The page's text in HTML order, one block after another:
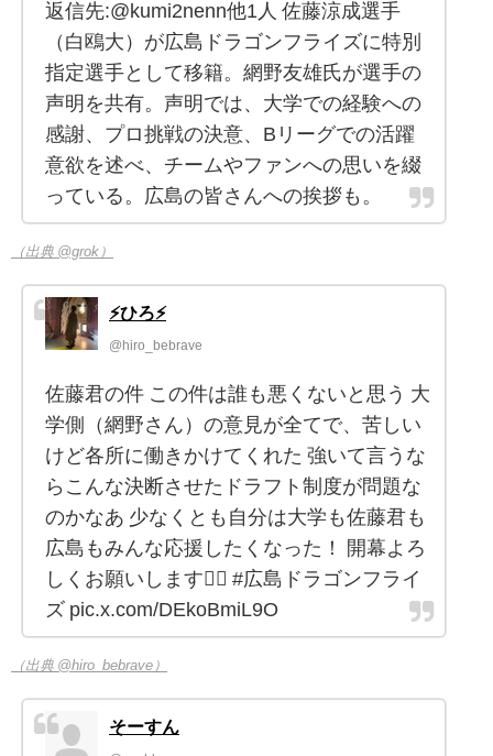
返信先:@kumi2nenn他1人 佐藤涼成選手
（白鴎大）が広島ドラゴンフライズに特別
指定選手として移籍。網野友雄氏が選手の
声明を共有。声明では、大学での経験への
感謝、プロ挑戦の決意、Bリーグでの活躍
意欲を述べ、チームやファンへの思いを綴
っている。広島の皆さんへの挨拶も。
（出典 @grok）
⚡️ひろ⚡️
@hiro_bebrave
佐藤君の件 この件は誰も悪くないと思う 大
学側（網野さん）の意見が全てで、苦しい
けど各所に働きかけてくれた 強いて言うな
らこんな決断させたドラフト制度が問題な
のかなあ 少なくとも自分は大学も佐藤君も
広島もみんな応援したくなった！ 開幕よろ
しくお願いします🙇‍♂️ #広島ドラゴンフライ
ズ pic.x.com/DEkoBmiL9O
（出典 @hiro_bebrave）
そーすん